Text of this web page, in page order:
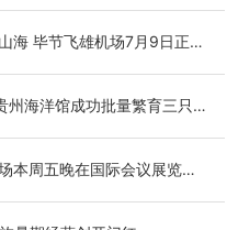
海 毕节飞雄机场7月9日正式
海洋馆成功批量繁育三只
本周五晚在国际会议展览中